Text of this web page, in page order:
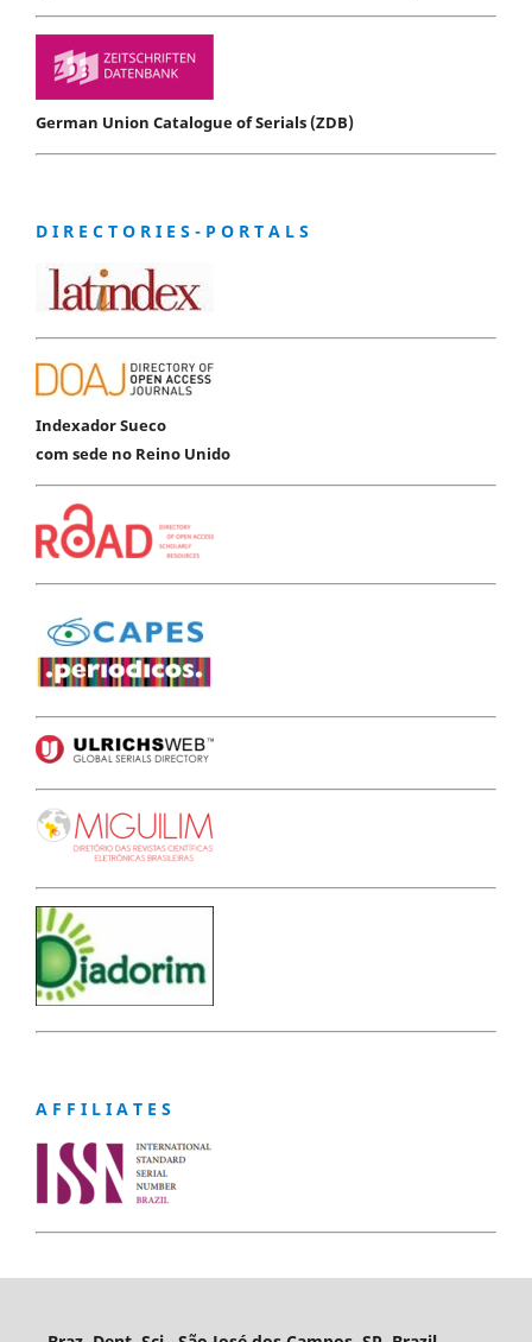
German Union Catalogue of Serials (ZDB)
D I R E C T O R I E S - P O R T A L S
Indexador Sueco
com sede no Reino Unido
A F F I L I A T E S